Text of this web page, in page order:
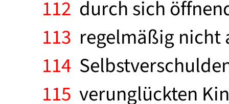
112 durch sich
113 regelmäßig nicht
114
115 verunglückten